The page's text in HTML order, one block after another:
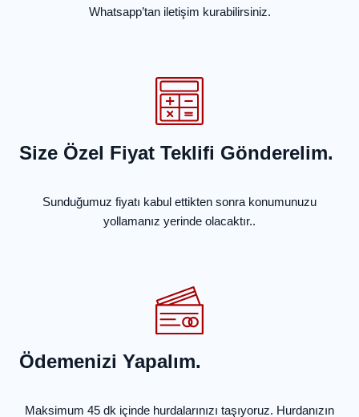
Whatsapp’tan iletişim kurabilirsiniz.
Size Özel Fiyat Teklifi Gönderelim.
Sunduğumuz fiyatı kabul ettikten sonra konumunuzu
yollamanız yerinde olacaktır..
Ödemenizi Yapalım.
Maksimum 45 dk içinde hurdalarınızı taşıyoruz. Hurdanızın